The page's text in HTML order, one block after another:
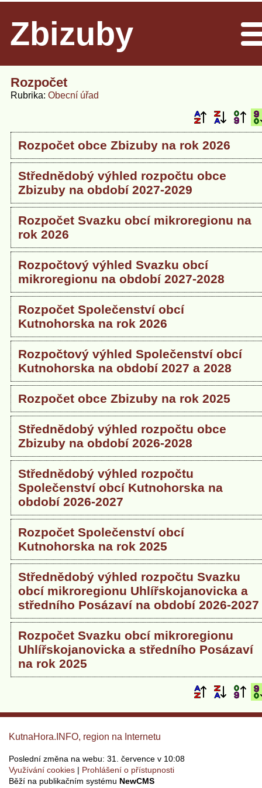
Zbizuby
Rozpočet
Rubrika Obecní úřad
Rozpočet obce Zbizuby na rok 2026
Střednědobý výhled rozpočtu obce
Zbizuby na období 2027-2029
Rozpočet Svazku obcí mikroregionu na
rok 2026
Rozpočtový výhled Svazku obcí
mikroregionu na období 2027-2028
Rozpočet Společenství obcí
Kutnohorska na rok 2026
Rozpočtový výhled Společenství obcí
Kutnohorska na období 2027 a 2028
Rozpočet obce Zbizuby na rok 2025
Střednědobý výhled rozpočtu obce
Zbizuby na období 2026-2028
Střednědobý výhled rozpočtu
Společenství obcí Kutnohorska na
období 2026-2027
Rozpočet Společenství obcí
Kutnohorska na rok 2025
Střednědobý výhled rozpočtu Svazku
obcí mikroregionu Uhlířskojanovicka a
středního Posázaví na období 2026-2027
Rozpočet Svazku obcí mikroregionu
Uhlířskojanovicka a středního Posázaví
na rok 2025
KutnaHora.INFO, region na Internetu
Poslední změna na webu: 31. července v 10:08
Využívání cookies
Prohlášení o přístupnosti
Běží na publikačním systému NewCMS